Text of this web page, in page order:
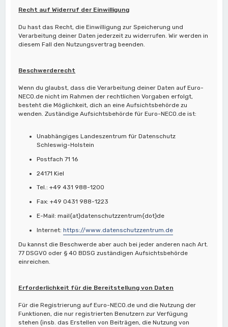
Recht auf Widerruf der Einwilligung
Du hast das Recht, die Einwilligung zur Speicherung und
Verarbeitung deiner Daten jederzeit zu widerrufen. Wir werden in
diesem Fall den Nutzungsvertrag beenden.
Beschwerderecht
Wenn du glaubst, dass die Verarbeitung deiner Daten auf Euro-
NECO.de nicht im Rahmen der rechtlichen Vorgaben erfolgt,
besteht die Möglichkeit, dich an eine Aufsichtsbehörde zu
wenden. Zuständige Aufsichtsbehörde für Euro-NECO.de ist:
Unabhängiges Landeszentrum für Datenschutz
Schleswig-Holstein
Postfach 71 16
24171 Kiel
Tel.: +49 431 988-1200
Fax: +49 0431 988-1223
E-Mail: mail{at}datenschutzzentrum{dot}de
Internet:https://www.datenschutzzentrum.de
Du kannst die Beschwerde aber auch bei jeder anderen nach Art.
77 DSGVO oder § 40 BDSG zuständigen Aufsichtsbehörde
einreichen.
Erforderlichkeit für die Bereitstellung von Daten
Für die Registrierung auf Euro-NECO.de und die Nutzung der
Funktionen, die nur registrierten Benutzern zur Verfügung
stehen (insb. das Erstellen von Beiträgen, die Nutzung von